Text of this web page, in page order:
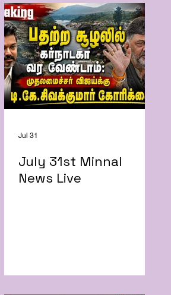
July 31st Minnal
News Live
Jul 31